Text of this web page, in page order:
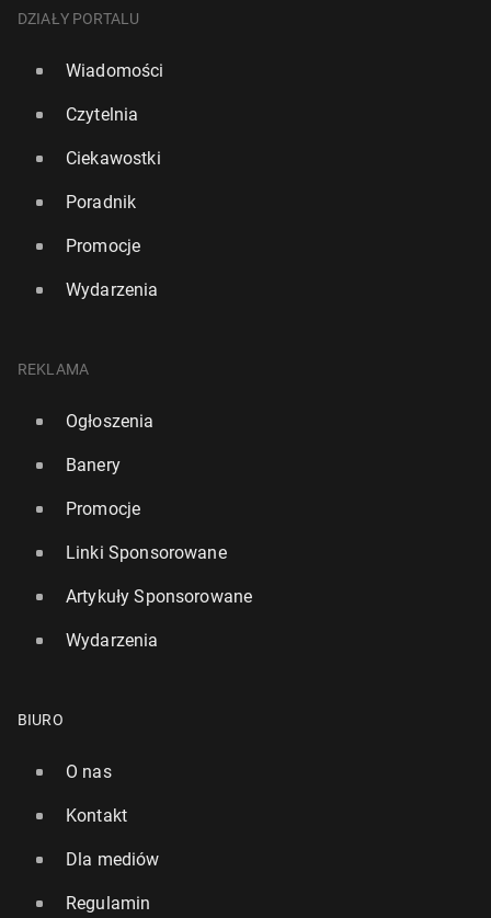
DZIAŁY PORTALU
Wiadomości
Czytelnia
Ciekawostki
Poradnik
Promocje
Wydarzenia
REKLAMA
Ogłoszenia
Banery
Promocje
Linki Sponsorowane
Artykuły Sponsorowane
Wydarzenia
BIURO
O nas
Kontakt
Dla mediów
Regulamin